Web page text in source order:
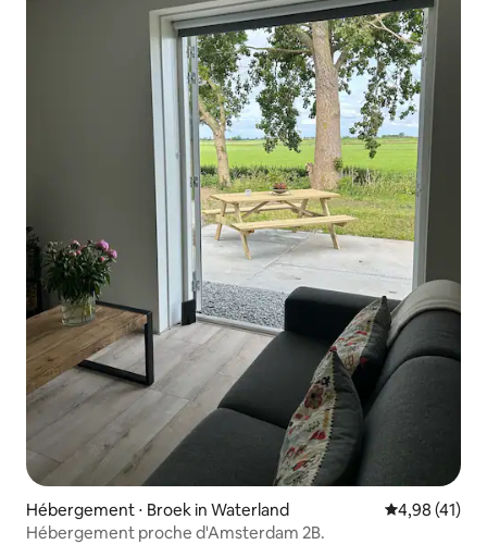
Hébergement ⋅ Broek in Waterland Évaluation
4,98 (41)
Hébergement proche d'Amsterdam 2B.